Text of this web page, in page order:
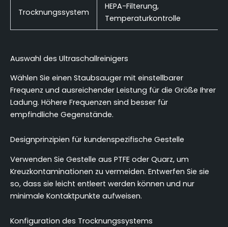
Trocknungssystem
HEPA-Filterung,
Temperaturkontrolle
Auswahl des Ultraschallreinigers
Wählen Sie einen Staubsauger mit einstellbarer
Frequenz und ausreichender Leistung für die Größe Ihrer
Ladung. Höhere Frequenzen sind besser für
empfindliche Gegenstände.
Designprinzipien für kundenspezifische Gestelle
Verwenden Sie Gestelle aus PTFE oder Quarz, um
Kreuzkontaminationen zu vermeiden. Entwerfen Sie sie
so, dass sie leicht entleert werden können und nur
minimale Kontaktpunkte aufweisen.
Konfiguration des Trocknungssystems